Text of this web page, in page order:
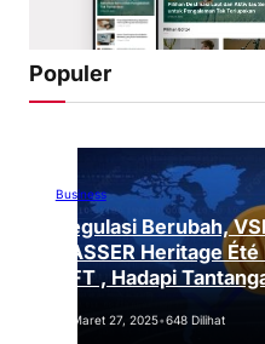
Populer
Business
Regulasi Berubah,
VASSER Heritage
NFT , Hadapi
Maret 27, 2025•648 Dilihat